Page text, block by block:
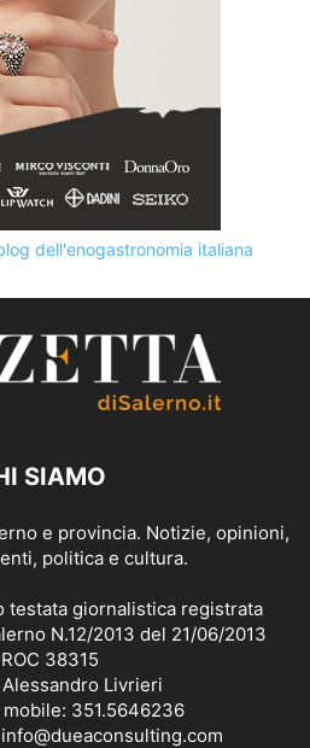
SIAMO
e provincia. Notizie, opinioni,
politica e cultura.
testata giornalistica registrata
N.12/2013 del 21/06/2013
38315
Livrieri
mobile: 351.5646236